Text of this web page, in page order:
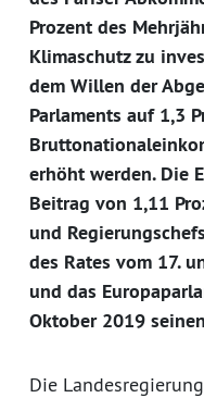
Prozent des
Klimaschutz zu
dem Willen der
Parlaments auf 1,3
erhöht werden. Die
Beitrag von 1,11
und
des Rates vom 17.
und das
Oktober 2019
Die